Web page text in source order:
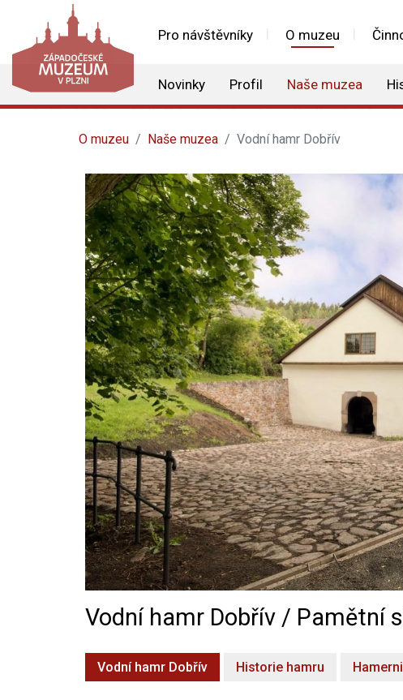
Pro návštěvníky O muzeu
Novinky Profil Naše muzea
O muzeu Naše muzea Vodní hamr Dobřív
Vodní hamr Dobřív / Pamětní
Vodní hamr Dobřív Historie hamru